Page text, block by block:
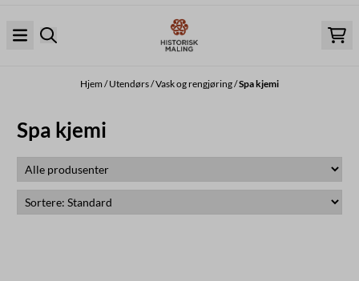
Hjem /Utendørs/Vask og rengjøring/Spa kjemi
Spa kjemi